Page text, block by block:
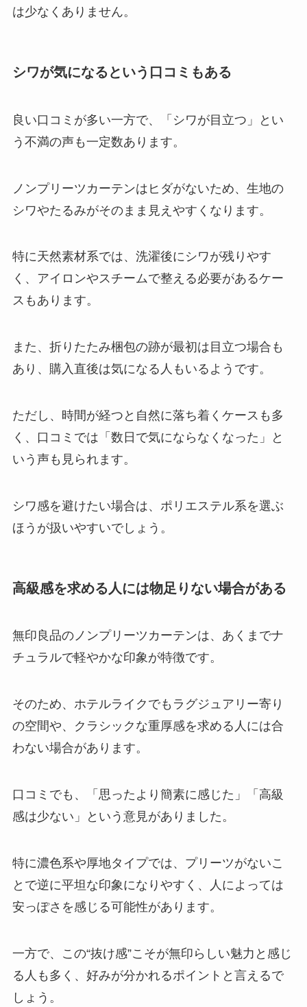
は少なくありません。
シワが気になるという口コミもある
良い口コミが多い一方で、「シワが目立つ」とい
う不満の声も一定数あります。
ノンプリーツカーテンはヒダがないため、生地の
シワやたるみがそのまま見えやすくなります。
特に天然素材系では、洗濯後にシワが残りやす
く、アイロンやスチームで整える必要があるケー
スもあります。
また、折りたたみ梱包の跡が最初は目立つ場合も
あり、購入直後は気になる人もいるようです。
ただし、時間が経つと自然に落ち着くケースも多
く、口コミでは「数日で気にならなくなった」と
いう声も見られます。
シワ感を避けたい場合は、ポリエステル系を選ぶ
ほうが扱いやすいでしょう。
高級感を求める人には物足りない場合がある
無印良品のノンプリーツカーテンは、あくまでナ
チュラルで軽やかな印象が特徴です。
そのため、ホテルライクでもラグジュアリー寄り
の空間や、クラシックな重厚感を求める人には合
わない場合があります。
口コミでも、「思ったより簡素に感じた」「高級
感は少ない」という意見がありました。
特に濃色系や厚地タイプでは、プリーツがないこ
とで逆に平坦な印象になりやすく、人によっては
安っぽさを感じる可能性があります。
一方で、この“抜け感”こそが無印らしい魅力と感じ
る人も多く、好みが分かれるポイントと言えるで
しょう。